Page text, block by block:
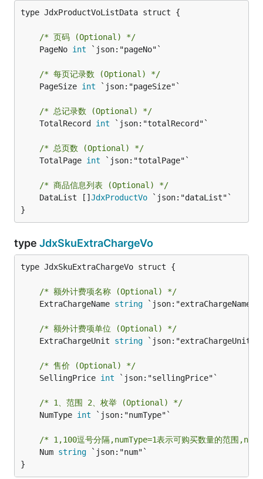
type JdxProductVoListData struct {
/* 页码 (Optional) */
	PageNo
int `json:"pageNo"`
/* 每页记录数 (Optional) */
	PageSize
int `json:"pageSize"`
/* 总记录数 (Optional) */
	TotalRecord
int `json:"totalRecord"`
/* 总页数 (Optional) */
	TotalPage
int `json:"totalPage"`
/* 商品信息列表 (Optional) */
	DataList []
JdxProductVo `json:"dataList"`
}
type JdxSkuExtraChargeVo
type JdxSkuExtraChargeVo struct {
/* 额外计费项名称 (Optional) */
	ExtraChargeName
string `json:"extraChargeName"`
/* 额外计费项单位 (Optional) */
	ExtraChargeUnit
string `json:"extraChargeUnit"`
/* 售价 (Optional) */
	SellingPrice
int `json:"sellingPrice"`
/* 1、范围 2、枚举 (Optional) */
	NumType
int `json:"numType"`
/* 1,100逗号分隔,numType=1表示可购买数量的范围
	Num
string `json:"num"`
}